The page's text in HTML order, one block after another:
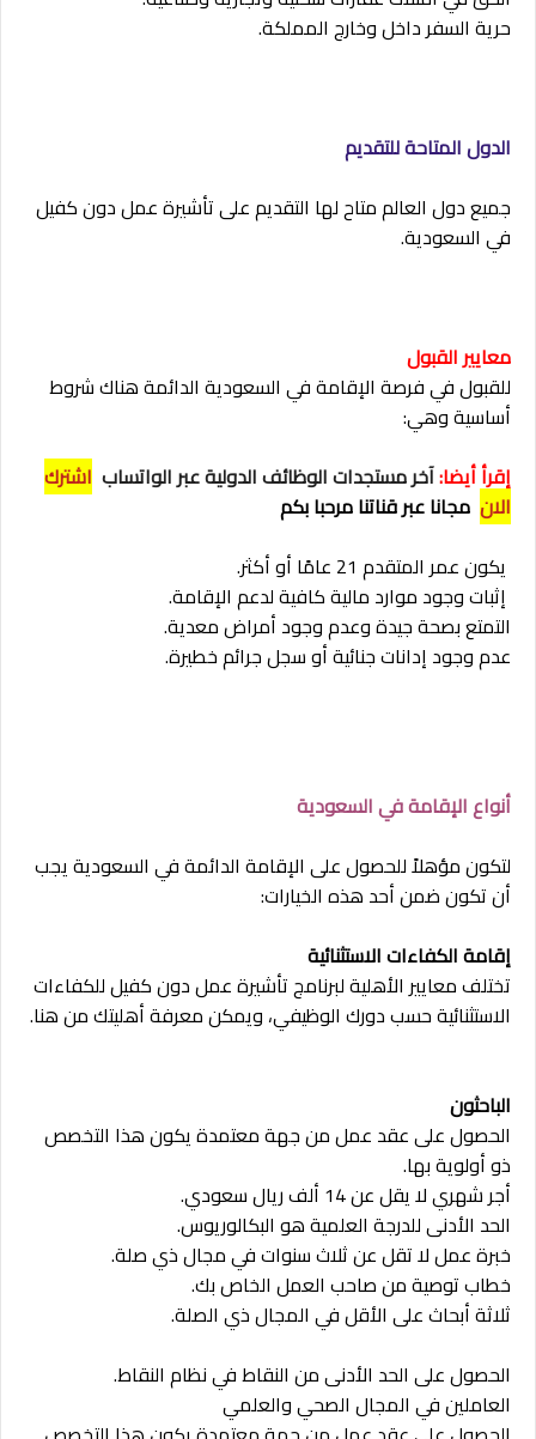
حرية السفر داخل وخارج المملكة.
الدول المتاحة للتقديم
جميع دول العالم متاح لها التقديم على تأشيرة عمل دون كفيل
في السعودية.
معايير القبول
للقبول في فرصة الإقامة في السعودية الدائمة هناك شروط
أساسية وهي:
إقرأ أيضا:آخر مستجدات الوظائف الدولية عبر الواتساب اشترك
الان مجانا عبر قناتنا مرحبا بكم
يكون عمر المتقدم 21 عامًا أو أكثر.
إثبات وجود موارد مالية كافية لدعم الإقامة.
التمتع بصحة جيدة وعدم وجود أمراض معدية.
عدم وجود إدانات جنائية أو سجل جرائم خطيرة.
أنواع الإقامة في السعودية
لتكون مؤهلاً للحصول على الإقامة الدائمة في السعودية يجب
أن تكون ضمن أحد هذه الخيارات:
إقامة الكفاءات الاستثنائية
تختلف معايير الأهلية لبرنامج تأشيرة عمل دون كفيل للكفاءات
الاستثنائية حسب دورك الوظيفي، ويمكن معرفة أهليتك من هنا.
الباحثون
الحصول على عقد عمل من جهة معتمدة يكون هذا التخصص
ذو أولوية بها.
أجر شهري لا يقل عن 14 ألف ريال سعودي.
الحد الأدنى للدرجة العلمية هو البكالوريوس.
خبرة عمل لا تقل عن ثلاث سنوات في مجال ذي صلة.
خطاب توصية من صاحب العمل الخاص بك.
ثلاثة أبحاث على الأقل في المجال ذي الصلة.
الحصول على الحد الأدنى من النقاط في نظام النقاط.
العاملين في المجال الصحي والعلمي